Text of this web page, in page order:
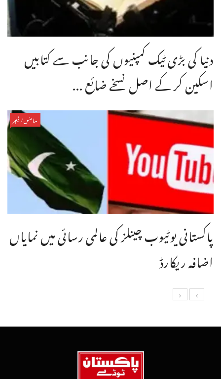
دنیا کی بڑی ٹیک کمپنیوں کی جانب سے کتابیں
اسکین کر کے اصل نسخے ضائع ...
سائنس/فیچر
پاکستانی یوٹیوب چینلز کی عالمی رسائی میں نمایاں
اضافہ ریکارڈ